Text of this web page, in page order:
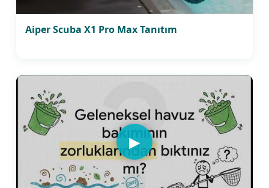
Aiper Scuba X1 Pro Max Tanıtım
▶